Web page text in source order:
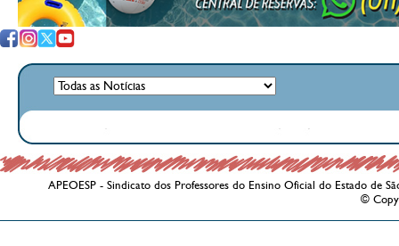
APEOESP - Sindicato dos Professores do Ensino Oficial do Estado de
©